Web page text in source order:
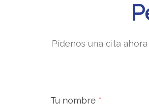
Pídenos una cita
Tu nombre *